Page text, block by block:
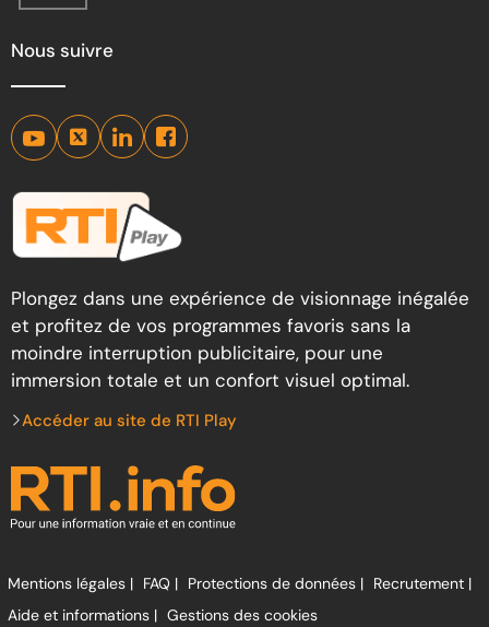
Nous suivre
Plongez dans une expérience de visionnage inégalée
et profitez de vos programmes favoris sans la
moindre interruption publicitaire, pour une
immersion totale et un confort visuel optimal.
Accéder au site de RTI Play
Mentions légales | FAQ | Protections de données | Recrutement |
Aide et informations | Gestions des cookies